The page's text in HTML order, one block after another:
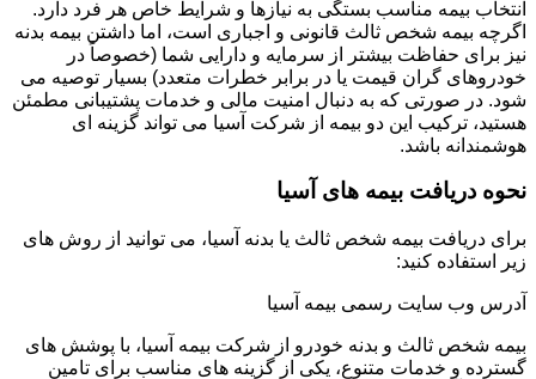
انتخاب بیمه مناسب بستگی به نیازها و شرایط خاص هر فرد دارد.
اگرچه بیمه شخص ثالث قانونی و اجباری است، اما داشتن بیمه بدنه
نیز برای حفاظت بیشتر از سرمایه و دارایی شما (خصوصاً در
خودروهای گران قیمت یا در برابر خطرات متعدد) بسیار توصیه می
شود. در صورتی که به دنبال امنیت مالی و خدمات پشتیبانی مطمئن
هستید، ترکیب این دو بیمه از شرکت آسیا می تواند گزینه ای
هوشمندانه باشد.
نحوه دریافت بیمه های آسیا
برای دریافت بیمه شخص ثالث یا بدنه آسیا، می توانید از روش های
زیر استفاده کنید:
آدرس وب سایت رسمی بیمه آسیا
بیمه شخص ثالث و بدنه خودرو از شرکت بیمه آسیا، با پوشش های
گسترده و خدمات متنوع، یکی از گزینه های مناسب برای تامین